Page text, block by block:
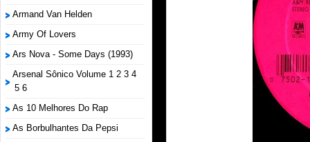
Armand Van Helden
Army Of Lovers
Ars Nova - Some Days (1993)
Arsenal Sônico Volume 1 2 3 4
5 6
As 10 Melhores Do Rap
As Borbulhantes Da Pepsi